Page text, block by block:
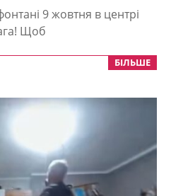
9 жовтня в центрі
Щоб
БІЛЬШЕ